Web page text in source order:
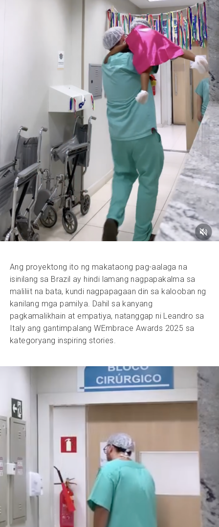
Ang proyektong ito ng makataong pag-aalaga na
isinilang sa Brazil ay hindi lamang nagpapakalma sa
maliliit na bata, kundi nagpapagaan din sa kalooban ng
kanilang mga pamilya. Dahil sa kanyang
pagkamalikhain at empatiya, natanggap ni Leandro sa
Italy ang gantimpalang WEmbrace Awards 2025 sa
kategoryang inspiring stories.